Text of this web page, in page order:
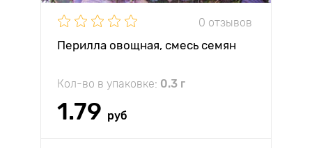
0 отзывов
Перилла овощная, смесь семян
Кол-во в упаковке: 0.3 г
1.79 руб